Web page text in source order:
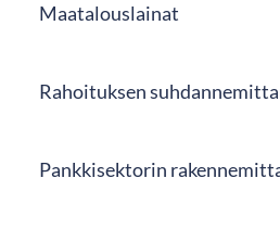
Maatalouslainat
Rahoituksen
Pankkisektorin